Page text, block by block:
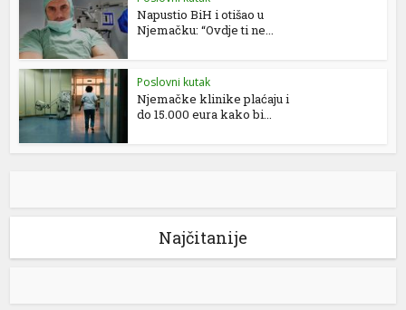
Napustio BiH i otišao u
Njemačku: “Ovdje ti ne...
Poslovni kutak
Njemačke klinike plaćaju i
do 15.000 eura kako bi...
Najčitanije